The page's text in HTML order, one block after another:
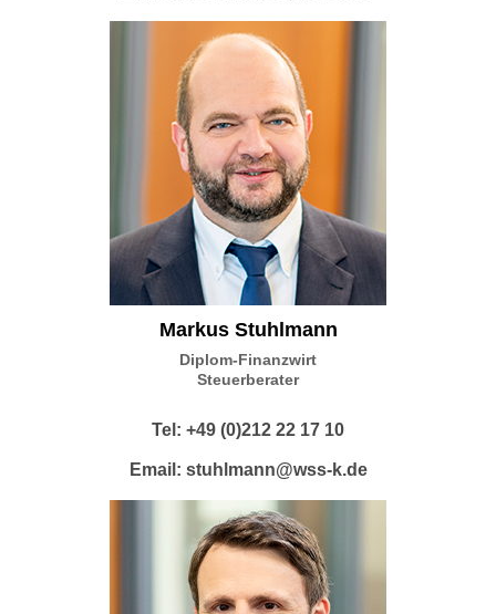
Markus Stuhlmann
Diplom-Finanzwirt
Steuerberater
Tel: +49 (0)212 22 17 10
Email: stuhlmann@wss-k.de